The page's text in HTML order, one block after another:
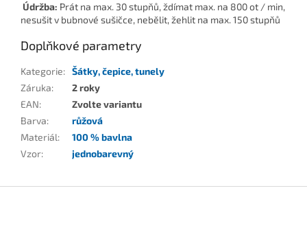
Údržba: Prát na max. 30 stupňů, ždímat max. na 800 ot / min,
nesušit v bubnové sušičce, nebělit, žehlit na max. 150 stupňů
Doplňkové parametry
Kategorie: Šátky, čepice, tunely
Záruka:
2 roky
EAN:
Zvolte variantu
Barva:
růžová
Materiál:
100 % bavlna
Vzor: jednobarevný